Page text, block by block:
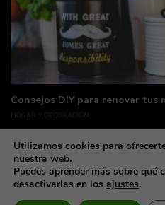
Consejos DIY para renovar tus
HOGAR Y DECORACIÓN
Utilizamos cookies para
nuestra web.
Puedes aprender más sobre
desactivarlas en los ajustes.